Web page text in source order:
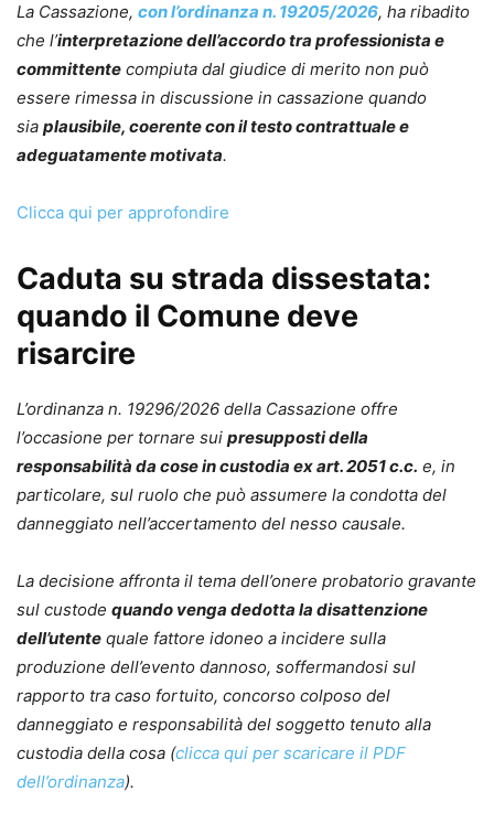
La Cassazione, conl’ordinanza n. 19205/2026, ha ribadito
che l’interpretazione dell’accordo tra professionista e
committente compiuta dal giudice di merito non può
essere rimessa in discussione in cassazione quando
sia plausibile, coerente con il testo contrattuale e
adeguatamente motivata.
Clicca qui per approfondire
Caduta su strada dissestata:
quando il Comune deve
risarcire
L’ordinanza n. 19296/2026 della Cassazione offre
l’occasione per tornare sui presupposti della
responsabilità da cose in custodia ex art. 2051 c.c. e, in
particolare, sul ruolo che può assumere la condotta del
danneggiato nell’accertamento del nesso causale.
La decisione affronta il tema dell’onere probatorio gravante
sul custode quando venga dedotta la disattenzione
dell’utente quale fattore idoneo a incidere sulla
produzione dell’evento dannoso, soffermandosi sul
rapporto tra caso fortuito, concorso colposo del
danneggiato e responsabilità del soggetto tenuto alla
custodia della cosa (clicca qui per scaricare il PDF
dell’ordinanza).